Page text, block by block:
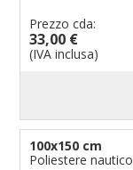
Prezzo cda:
33,00 €
(IVA inclusa)
100x150 cm
Poliestere nautico